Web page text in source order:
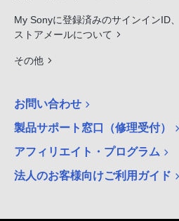
My Sonyに登録済みのサインインID、
ストアメールについて
その他
お問い合わせ
製品サポート窓口（修理受付）
アフィリエイト・プログラム
法人のお客様向けご利用ガイド